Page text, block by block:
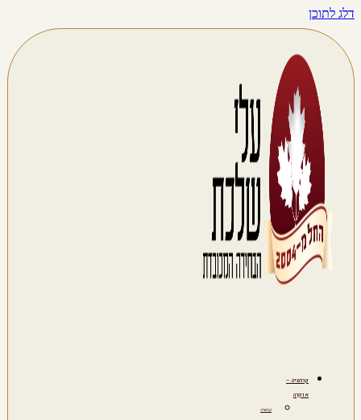
דלג לתוכן
קרמציה –
אוֹפְרָה
קרמציה